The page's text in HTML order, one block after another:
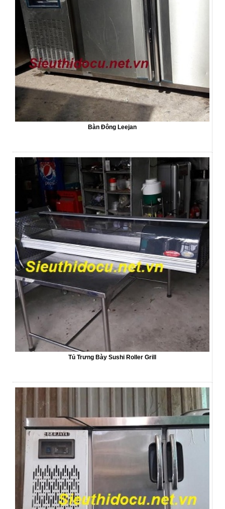
Bàn Đông Leejan
Tủ Trưng Bày Sushi Roller Grill